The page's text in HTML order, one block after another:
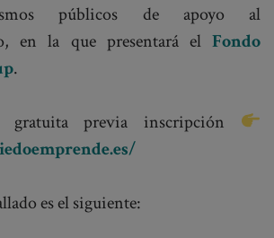
públicos de apoyo al
en la que presentará el Fondo
.
gratuita previa inscripción
es el siguiente: